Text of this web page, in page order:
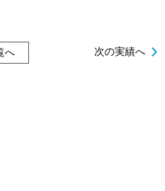
へ 次の実績へ